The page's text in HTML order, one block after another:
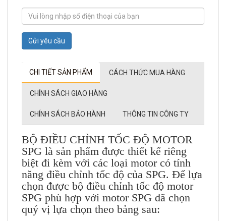
Gửi yêu cầu
CHI TIẾT SẢN PHẨM CÁCH THỨC MUA HÀNG
CHÍNH SÁCH GIAO HÀNG
CHÍNH SÁCH BẢO HÀNH THÔNG TIN CÔNG TY
BỘ ĐIỀU CHỈNH TỐC ĐỘ MOTOR
SPG là sản phẩm được thiết kế riêng
biệt đi kèm với các loại motor có tính
năng điều chỉnh tốc độ của SPG. Để lựa
chọn được bộ điều chỉnh tốc độ motor
SPG phù hợp với motor SPG đã chọn
quý vị lựa chọn theo bảng sau: